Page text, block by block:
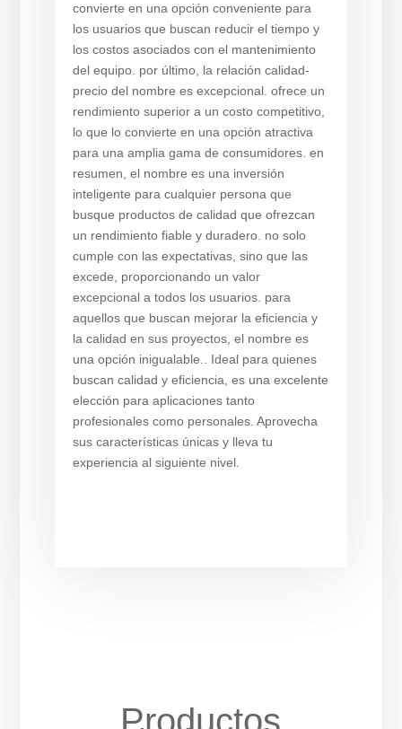
convierte en una opción conveniente para
los usuarios que buscan reducir el tiempo y
los costos asociados con el mantenimiento
del equipo. por último, la relación calidad-
precio del nombre es excepcional. ofrece un
rendimiento superior a un costo competitivo,
lo que lo convierte en una opción atractiva
para una amplia gama de consumidores. en
resumen, el nombre es una inversión
inteligente para cualquier persona que
busque productos de calidad que ofrezcan
un rendimiento fiable y duradero. no solo
cumple con las expectativas, sino que las
excede, proporcionando un valor
excepcional a todos los usuarios. para
aquellos que buscan mejorar la eficiencia y
la calidad en sus proyectos, el nombre es
una opción inigualable.. Ideal para quienes
buscan calidad y eficiencia, es una excelente
elección para aplicaciones tanto
profesionales como personales. Aprovecha
sus características únicas y lleva tu
experiencia al siguiente nivel.
Productos